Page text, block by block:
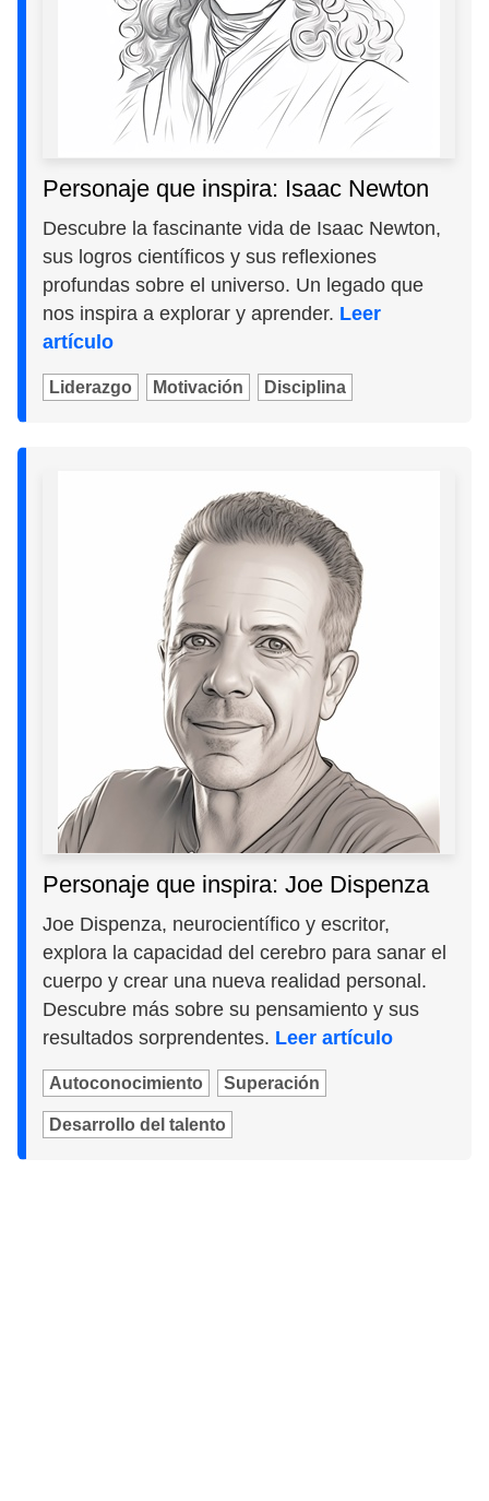
Personaje que inspira: Isaac Newton
Descubre la fascinante vida de Isaac Newton,
sus logros científicos y sus reflexiones
profundas sobre el universo. Un legado que
nos inspira a explorar y aprender. Leer
artículo
Liderazgo Motivación Disciplina
Personaje que inspira: Joe Dispenza
Joe Dispenza, neurocientífico y escritor,
explora la capacidad del cerebro para sanar el
cuerpo y crear una nueva realidad personal.
Descubre más sobre su pensamiento y sus
resultados sorprendentes. Leer artículo
Autoconocimiento Superación
Desarrollo del talento